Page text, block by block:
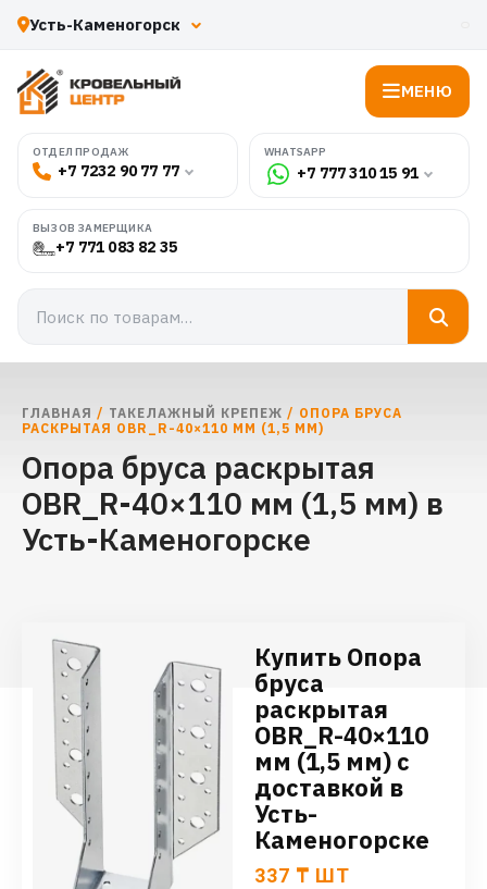
МЕНЮ
ОТДЕЛ ПРОДАЖ
+7 7232 90 77 77
WHATSAPP
+7 777 310 15 91
ВЫЗОВ ЗАМЕРЩИКА
+7 771 083 82 35
ГЛАВНАЯ / ТАКЕЛАЖНЫЙ КРЕПЕЖ / ОПОРА БРУСА
РАСКРЫТАЯ OBR_R-40×110 ММ (1,5 ММ)
Опора бруса раскрытая
OBR_R-40×110 мм (1,5 мм) в
Усть-Каменогорске
Купить Опора
бруса
раскрытая
OBR_R-40×110
мм (1,5 мм) с
доставкой в
Усть-
Каменогорске
337 ₸ ШТ